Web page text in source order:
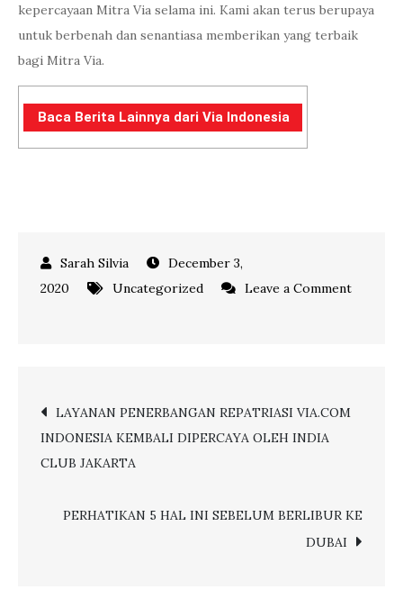
kepercayaan Mitra Via selama ini. Kami akan terus berupaya
untuk berbenah dan senantiasa memberikan yang terbaik
bagi Mitra Via.
Baca Berita Lainnya dari Via Indonesia
December 3,
2020
Uncategorized
Leave a Comment
Terbanyak,
Via
Indonesia
Beberapa
Post
navigation
LAYANAN PENERBANGAN REPATRIASI VIA.COM
INDONESIA KEMBALI DIPERCAYA OLEH INDIA
CLUB JAKARTA
PERHATIKAN 5 HAL INI SEBELUM BERLIBUR KE
DUBAI